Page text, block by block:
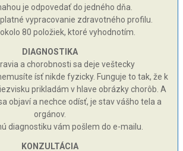
je odpovedať do jedného dňa.
vypracovanie zdravotného profilu.
80 položiek, ktoré vyhodnotím.
DIAGNOSTIKA
a chorobnosti sa deje veštecky
ísť nikde fyzicky. Funguje to tak, že k
prikladám v hlave obrázky chorôb. A
objaví a nechce odísť, je stav vášho tela a
orgánov.
diagnostiku vám pošlem do e-mailu.
KONZULTÁCIA